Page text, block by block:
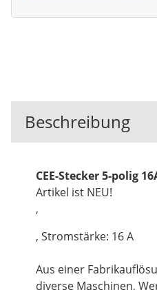
Beschreibung
CEE-Stecker 5-polig
Artikel ist NEU!
,
, Stromstärke: 16 A
Aus einer
diverse Maschinen,